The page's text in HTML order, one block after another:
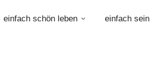
einfach schön leben einfach sein